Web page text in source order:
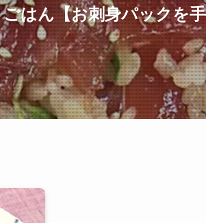
はん【お刺身パックを